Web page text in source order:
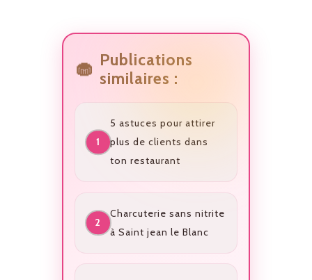
Publications
similaires :
5 astuces pour attirer
plus de clients dans
ton restaurant
Charcuterie sans nitrite
à Saint jean le Blanc